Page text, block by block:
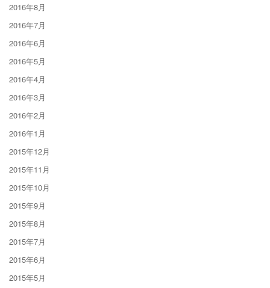
2016年8月
2016年7月
2016年6月
2016年5月
2016年4月
2016年3月
2016年2月
2016年1月
2015年12月
2015年11月
2015年10月
2015年9月
2015年8月
2015年7月
2015年6月
2015年5月